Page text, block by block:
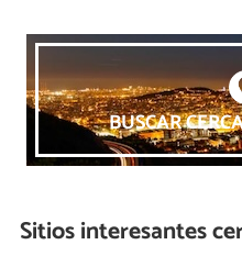
BUSCAR
Sitios interesantes